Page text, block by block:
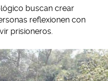
buscan crear
reflexionen con
prisioneros.